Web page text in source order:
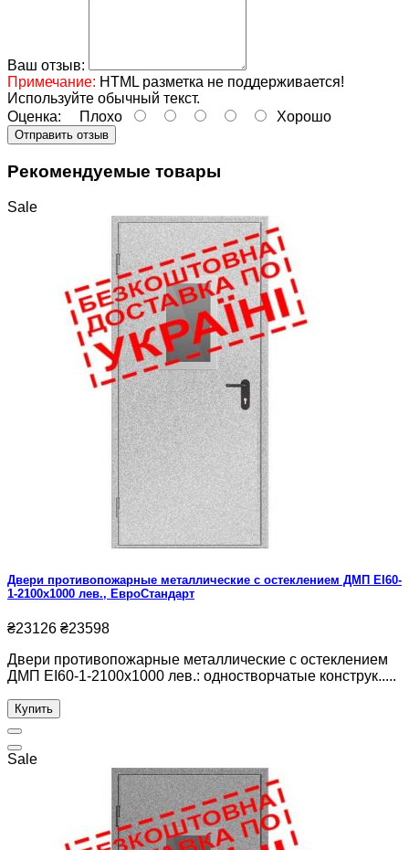
Ваш отзыв:
Примечание: HTML разметка не поддерживается!
Используйте обычный текст.
Оценка: Плохо Хорошо
Отправить отзыв
Рекомендуемые товары
Sale
Двери противопожарные металлические с остеклением ДМП ЕІ60-
1-2100х1000 лев., ЕвроСтандарт
₴23126 ₴23598
Двери противопожарные металлические с остеклением
ДМП ЕІ60-1-2100х1000 лев.: одностворчатые конструк.....
Купить
Sale